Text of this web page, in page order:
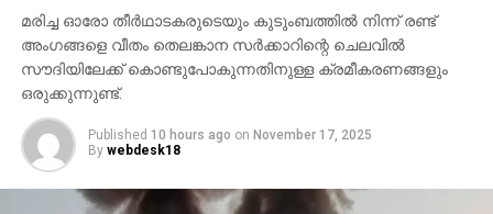
മരിച്ച ഓരോ തീര്‍ഥാടകരുടെയും കുടുംബത്തില്‍ നിന്ന് രണ്ട്
അംഗങ്ങളെ വീതം തെലങ്കാന സര്‍ക്കാറിന്റെ ചെലവില്‍
സൗദിയിലേക്ക് കൊണ്ടുപോകുന്നതിനുള്ള ക്രമീകരണങ്ങളും
ഒരുക്കുന്നുണ്ട്.
Published 10 hours ago on November 17, 2025
By webdesk18